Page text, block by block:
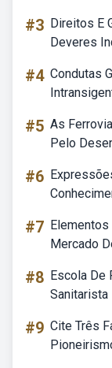
#3 Direitos E
Deveres
#4 Condutas
#5 As
Pelo
#6
#7
Mercado
#8 Escola De
Sanitarista
#9 Cite Três